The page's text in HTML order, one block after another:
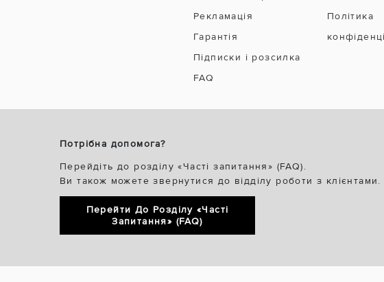
Рекламація
Гарантія
Підписки і розсилка
FAQ
Політика
Потрібна допомога?
Перейдіть до розділу «Часті запитання» (FAQ).
Ви також можете звернутися до відділу роботи з клієнтами.
Перейти До Розділу «Часті
Запитання» (FAQ)